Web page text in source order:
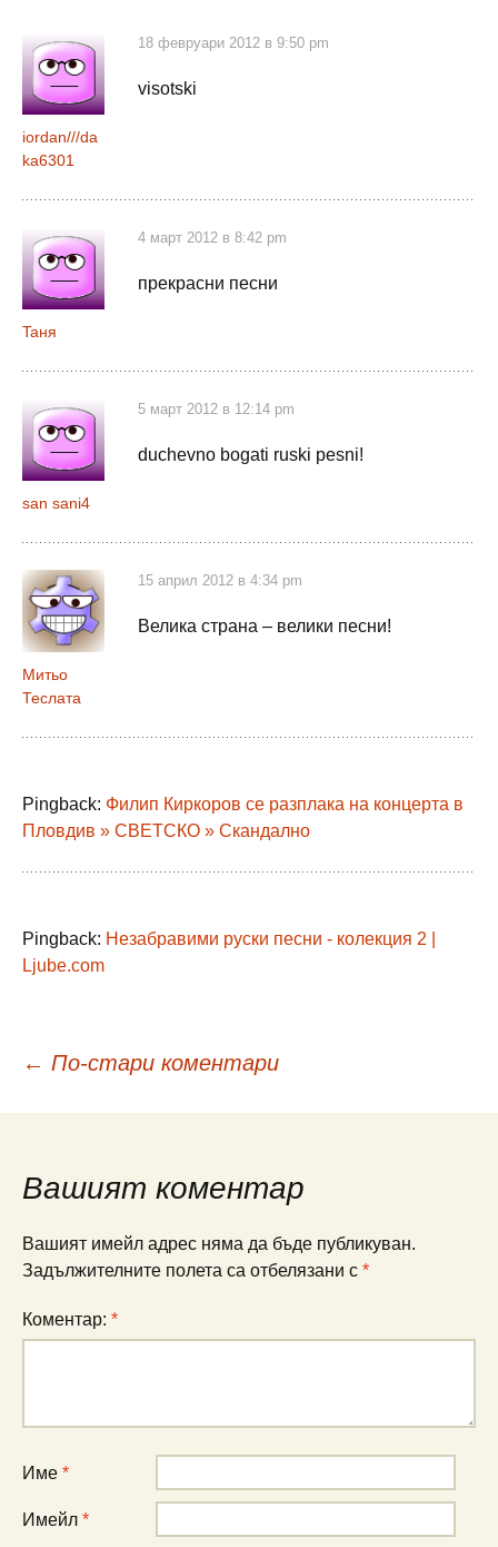
iordan///da
ka6301
18 февруари 2012 в 9:50 pm
visotski
Taня
4 март 2012 в 8:42 pm
прекрасни песни
san sani4
5 март 2012 в 12:14 pm
duchevno bogati ruski pesni!
Митьо
Теслата
15 април 2012 в 4:34 pm
Велика страна – велики песни!
Pingback: Филип Киркоров се разплака на концерта в
Пловдив » СВЕТСКО » Скандално
Pingback: Незабравими руски песни - колекция 2 |
Ljube.com
Навигация
коментарите
← По-стари коментари
Вашият коментар
Вашият имейл адрес няма да бъде публикуван.
Задължителните полета са отбелязани с *
Коментар: *
Име *
Имейл *